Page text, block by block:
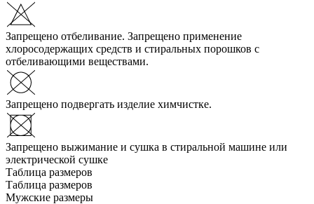
Запрещено отбеливание. Запрещено применение
хлоросодержащих средств и стиральных порошков с
отбеливающими веществами.
Запрещено подвергать изделие химчистке.
Запрещено выжимание и сушка в стиральной машине или
электрической сушке
Таблица размеров
Таблица размеров
Мужские размеры